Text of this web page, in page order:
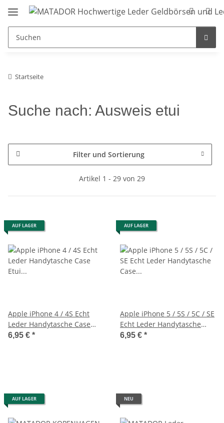
Startseite
Suche nach: Ausweis etui
Filter und Sortierung
Artikel 1 - 29 von 29
AUF LAGER
Apple iPhone 4 / 4S Echt
Leder Handytasche Case
Etui Hülle Pink
6,95 € *
AUF LAGER
Apple iPhone 5 / 5S / 5C / SE
Echt Leder Handytasche
Case Etui Rot
6,95 € *
AUF LAGER NEU